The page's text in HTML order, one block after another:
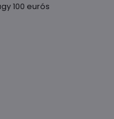
100 eurós